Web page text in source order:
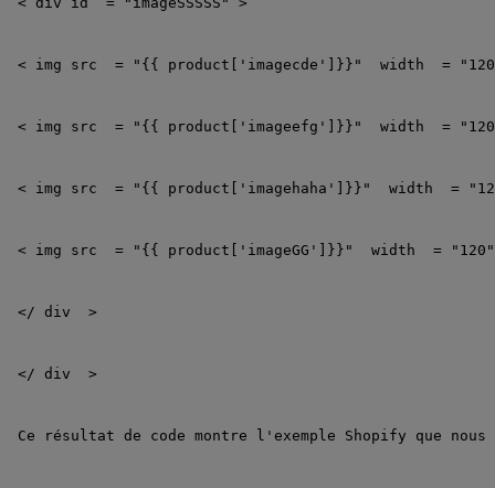
< img src = "{{ product['imagecde']}}" width =
< img src = "{{ product['imageefg']}}" width =
< img src = "{{ product['imagehaha']}}" width =
< img src = "{{ product['imageGG']}}" width = "120"
</ div >
</ div >
Ce résultat de code montre l'exemple Shopify que